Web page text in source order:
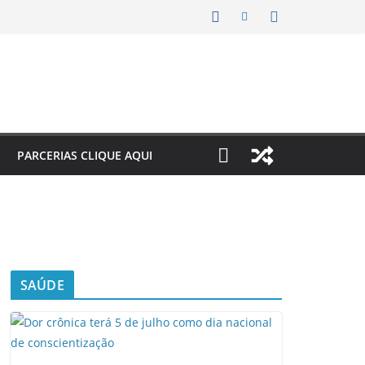
PARCERIAS CLIQUE AQUI
SAÚDE